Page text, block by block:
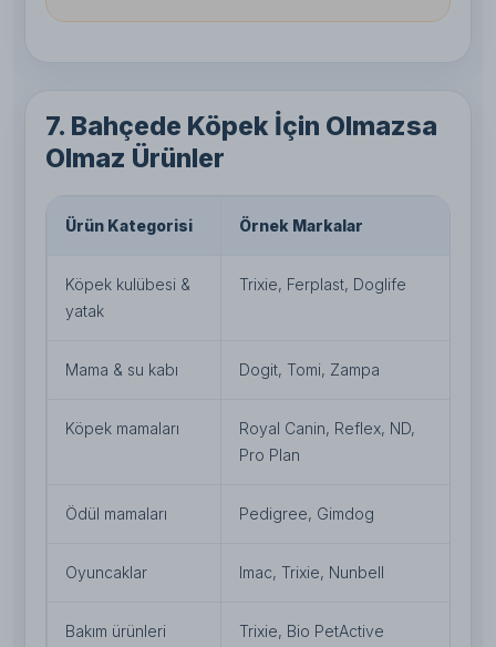
7. Bahçede Köpek İçin Olmazsa
Olmaz Ürünler
Ürün Kategorisi Örnek Markalar
Köpek kulübesi &
yatak
Trixie, Ferplast, Doglife
Mama & su kabı Dogit, Tomi, Zampa
Köpek mamaları
Royal Canin, Reflex, ND,
Pro Plan
Ödül mamaları Pedigree, Gimdog
Oyuncaklar Imac, Trixie, Nunbell
Bakım ürünleri Trixie, Bio PetActive